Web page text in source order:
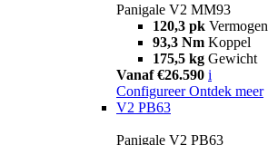
Panigale V2 MM93
120,3 pk Vermogen
93,3 Nm Koppel
175,5 kg Gewicht
Vanaf €26.590 i
Configureer Ontdek meer
V2 PB63
Panigale V2 PB63